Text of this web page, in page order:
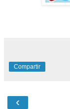
Compartir
‹